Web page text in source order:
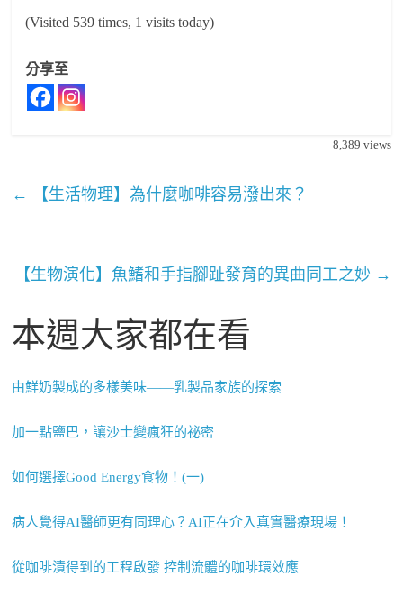
(Visited 539 times, 1 visits today)
分享至
8,389 views
← 【生活物理】為什麼咖啡容易潑出來？
【生物演化】魚鰭和手指腳趾發育的異曲同工之妙 →
本週大家都在看
由鮮奶製成的多樣美味——乳製品家族的探索
加一點鹽巴，讓沙士變瘋狂的祕密
如何選擇Good Energy食物！(一)
病人覺得AI醫師更有同理心？AI正在介入真實醫療現場！
從咖啡漬得到的工程啟發 控制流體的咖啡環效應